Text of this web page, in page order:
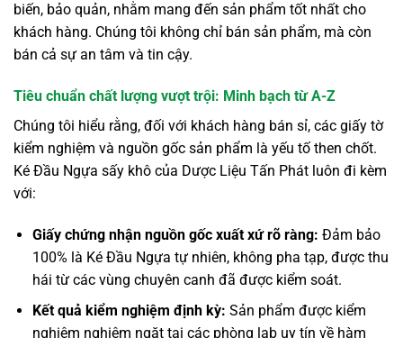
biến, bảo quản, nhằm mang đến sản phẩm tốt nhất cho
khách hàng. Chúng tôi không chỉ bán sản phẩm, mà còn
bán cả sự an tâm và tin cậy.
Tiêu chuẩn chất lượng vượt trội: Minh bạch từ A-Z
Chúng tôi hiểu rằng, đối với khách hàng bán sỉ, các giấy tờ
kiểm nghiệm và nguồn gốc sản phẩm là yếu tố then chốt.
Ké Đầu Ngựa sấy khô của Dược Liệu Tấn Phát luôn đi kèm
với:
Giấy chứng nhận nguồn gốc xuất xứ rõ ràng: Đảm bảo
100% là Ké Đầu Ngựa tự nhiên, không pha tạp, được thu
hái từ các vùng chuyên canh đã được kiểm soát.
Kết quả kiểm nghiệm định kỳ: Sản phẩm được kiểm
nghiệm nghiêm ngặt tại các phòng lab uy tín về hàm